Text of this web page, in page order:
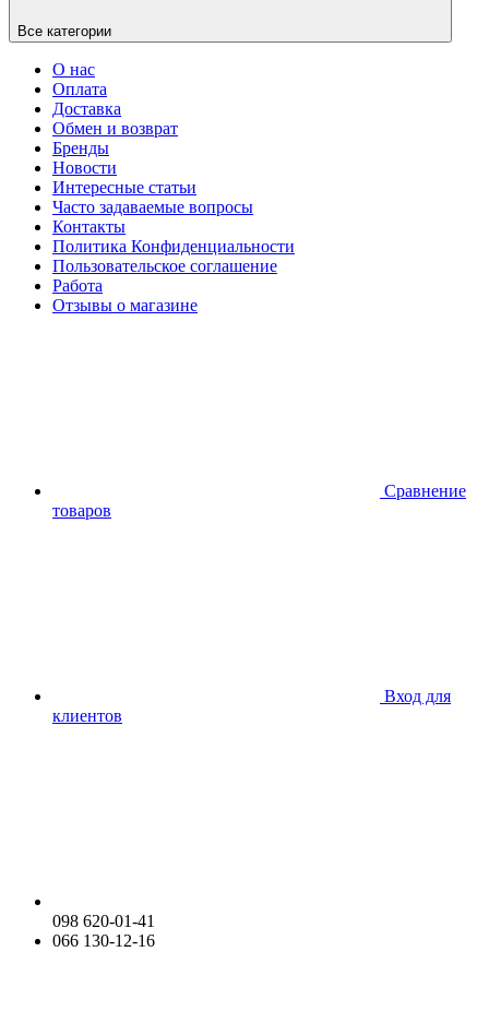
Все категории
О нас
Оплата
Доставка
Обмен и возврат
Бренды
Новости
Интересные статьи
Часто задаваемые вопросы
Контакты
Политика Конфиденциальности
Пользовательское соглашение
Работа
Отзывы о магазине
Сравнение
товаров
Вход для
клиентов
098 620-01-41
066 130-12-16